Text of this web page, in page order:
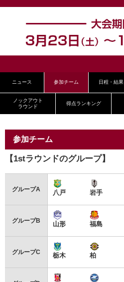
ニュース 参加チーム 日程・結果
ノックアウト
ラウンド
得点ランキング
参加チーム
【1stラウンドのグループ】
グループA 八戸 岩手
グループB 山形 福島
グループC 栃木 柏